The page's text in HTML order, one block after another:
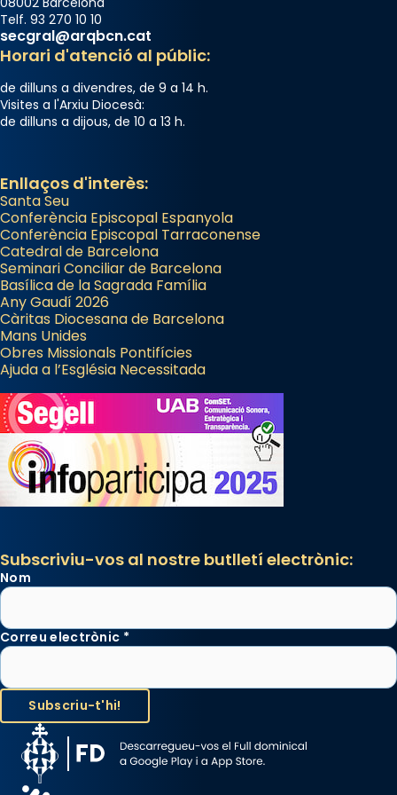
Telf. 93 270 10 10
secgral@arqbcn.cat
Horari d'atenció al públic:
de dilluns a divendres, de 9 a 14 h.
Visites a l'Arxiu Diocesà:
de dilluns a dijous, de 10 a 13 h.
Enllaços d'interès:
Santa Seu
Conferència Episcopal Espanyola
Conferència Episcopal Tarraconense
Catedral de Barcelona
Seminari Conciliar de Barcelona
Basílica de la Sagrada Família
Any Gaudí 2026
Càritas Diocesana de Barcelona
Mans Unides
Obres Missionals Pontifícies
Ajuda a l’Església Necessitada
Subscriviu-vos al nostre butlletí electrònic:
Nom
Correu electrònic *